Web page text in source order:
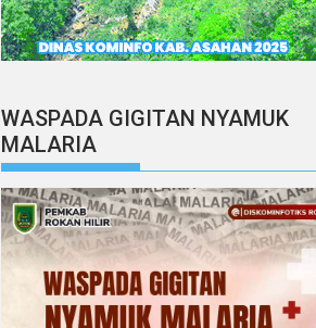
WASPADA GIGITAN NYAMUK
MALARIA